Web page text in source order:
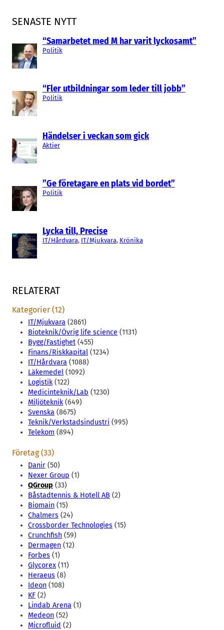
SENASTE NYTT
“Samarbetet med M har varit lyckosamt”
Politik
“Fler utbildningar som leder till jobb”
Politik
Händelser i veckan som gick
Aktier
”Ge företagare en plats vid bordet”
Politik
Lycka till, Precise
IT/Hårdvara, IT/Mjukvara, Krönika
RELATERAT
Kategorier (12)
IT/Mjukvara (2861)
Bioteknik/Övrig life science (1131)
Bygg/Fastighet (455)
Finans/Riskkapital (1234)
IT/Hårdvara (1088)
Läkemedel (1092)
Logistik(122)
Medicinteknik/Lab (1230)
Miljöteknik(649)
Svenska (8675)
Teknik/Verkstadsindustri (995)
Telekom (894)
Företag (33)
Danir (50)
Nexer Group (1)
QGroup (33)
Båstadtennis & Hotell AB (2)
Biomain (15)
Chalmers (24)
Crossborder Technologies (15)
Crunchfish (59)
Dermagen (12)
Forbes (1)
Glycorex (11)
Heraeus (8)
Ideon (108)
KF (2)
Lindab Arena (1)
Medeon (52)
Microfluid (2)